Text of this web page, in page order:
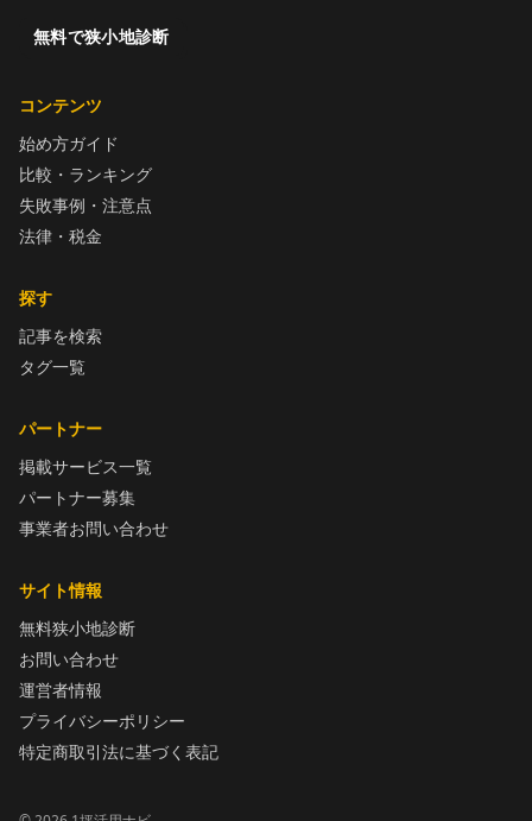
無料で狭小地診断
コンテンツ
始め方ガイド
比較・ランキング
失敗事例・注意点
法律・税金
探す
記事を検索
タグ一覧
パートナー
掲載サービス一覧
パートナー募集
事業者お問い合わせ
サイト情報
無料狭小地診断
お問い合わせ
運営者情報
プライバシーポリシー
特定商取引法に基づく表記